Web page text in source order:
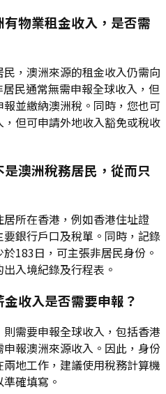
物業租金收入，是否需
，澳洲來源的租金收入仍需向
民通常無需申報全球收入，但
並繳納澳洲稅。同時，您也可
但可申請外地收入豁免或稅收
澳洲稅務居民，從而只
所在香港，例如香港住址證
銀行戶口及稅單。同時，記錄
183日，可主張非居民身份。
入境紀錄及行程表。
收入是否需要申報？
需要申報全球收入，包括香港
報澳洲來源收入。因此，身份
地工作，建議使用稅務計算機
確填寫。